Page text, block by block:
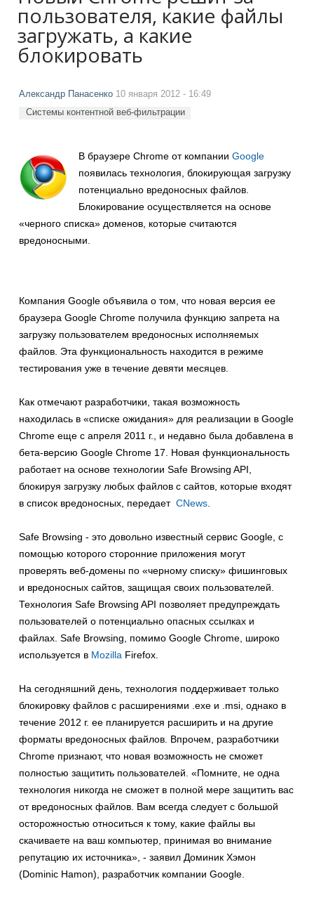
пользователя, какие файлы
загружать, а какие
блокировать
Александр Панасенко 10 января 2012 - 16:49
Системы контентной веб-фильтрации
В браузере Chrome от компании Google
появилась технология, блокирующая загрузку
потенциально вредоносных файлов.
Блокирование осуществляется на основе
«черного списка» доменов, которые считаются
вредоносными.
Компания Google объявила о том, что новая версия ее
браузера Google Chrome получила функцию запрета на
загрузку пользователем вредоносных исполняемых
файлов. Эта функциональность находится в режиме
тестирования уже в течение девяти месяцев.
Как отмечают разработчики, такая возможность
находилась в «списке ожидания» для реализации в Google
Chrome еще с апреля 2011 г., и недавно была добавлена в
бета-версию Google Chrome 17. Новая функциональность
работает на основе технологии Safe Browsing API,
блокируя загрузку любых файлов с сайтов, которые входят
в список вредоносных, передает CNews
Safe Browsing - это довольно известный сервис Google, с
помощью которого сторонние приложения могут
проверять веб-домены по «черному списку» фишинговых
и вредоносных сайтов, защищая своих пользователей.
Технология Safe Browsing API позволяет предупреждать
пользователей о потенциально опасных ссылках и
файлах. Safe Browsing, помимо Google Chrome, широко
используется в Mozilla Firefox.
На сегодняшний день, технология поддерживает только
блокировку файлов с расширениями .exe и .msi, однако в
течение 2012 г. ее планируется расширить и на другие
форматы вредоносных файлов. Впрочем, разработчики
Chrome признают, что новая возможность не сможет
полностью защитить пользователей. «Помните, не одна
технология никогда не сможет в полной мере защитить вас
от вредоносных файлов. Вам всегда следует с большой
осторожностью относиться к тому, какие файлы вы
скачиваете на ваш компьютер, принимая во внимание
репутацию их источника», - заявил Доминик Хэмон
(Dominic Hamon), разработчик компании Google.